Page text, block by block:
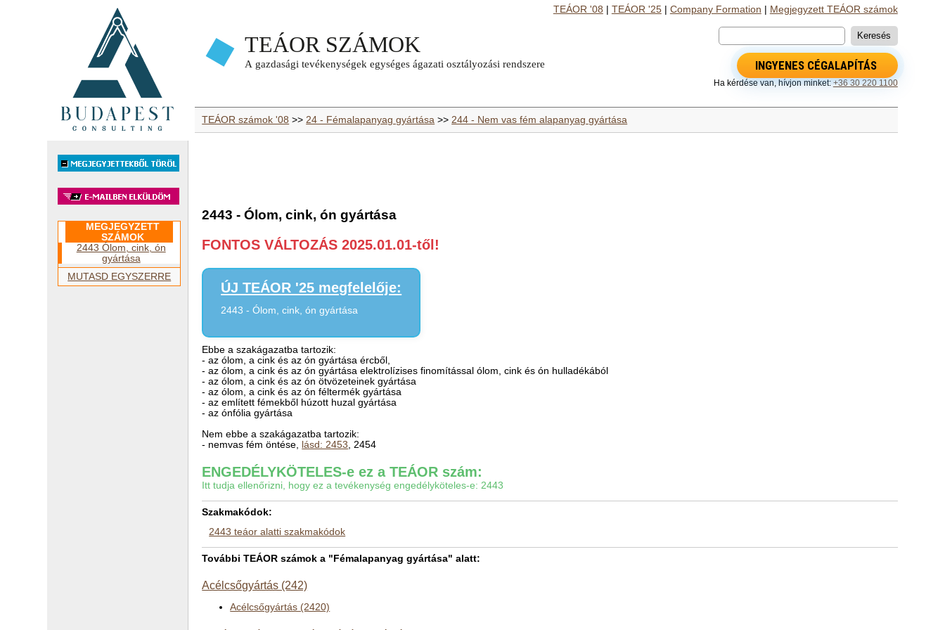
TEÁOR '08 TEÁOR '25| Company Formation Megjegyzett TEÁOR számok
INGYENES CÉGALAPÍTÁS
Ha kérdése van, hívjon minket:+36 30 220 1100
TEÁOR számok '08 >>24 - Fémalapanyag gyártása >>244 - Nem vas fém alapanyag gyártása
MEGJEGYZETT
SZÁMOK
2443 Ólom, cink, ón
gyártása
MUTASD EGYSZERRE
2443 - Ólom, cink, ón gyártása
FONTOS VÁLTOZÁS 2025.01.01-től!
ÚJ TEÁOR '25 megfelelője:
2443 - Ólom, cink, ón gyártása
Ebbe a szakágazatba tartozik:
- az ólom, a cink és az ón gyártása ércből,
- az ólom, a cink és az ón gyártása elektrolízises finomítással ólom, cink és ón hulladékából
- az ólom, a cink és az ón ötvözeteinek gyártása
- az ólom, a cink és az ón féltermék gyártása
- az említett fémekből húzott huzal gyártása
- az ónfólia gyártása
Nem ebbe a szakágazatba tartozik:
- nemvas fém öntése, lásd: 2453 , 2454
ENGEDÉLYKÖTELES-e ez a TEÁOR szám:
Itt tudja ellenőrizni, hogy ez a tevékenység engedélyköteles-e: 2443
Szakmakódok:
2443 teáor alatti szakmakódok
További TEÁOR számok a "Fémalapanyag gyártása" alatt:
Acélcsőgyártás (242)
Acélcsőgyártás (2420)